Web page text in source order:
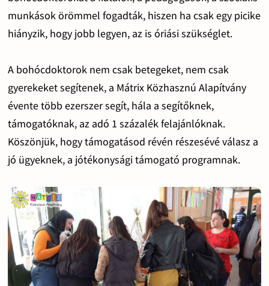
munkások örömmel fogadták, hiszen ha csak egy picike
hiányzik, hogy jobb legyen, az is óriási szükséglet.
A bohócdoktorok nem csak betegeket, nem csak
gyerekeket segítenek, a Mátrix Közhasznú Alapítvány
évente több ezerszer segít, hála a segítőknek,
támogatóknak, az adó 1 százalék felajánlóknak.
Köszönjük, hogy támogatásod révén részesévé válasz a
jó ügyeknek, a jótékonysági támogató programnak.